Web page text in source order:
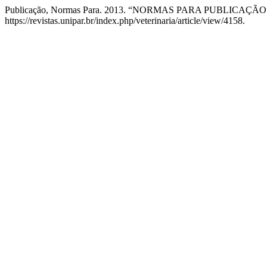
Publicação, Normas Para. 2013. “NORMAS PARA
https://revistas.unipar.br/index.php/veterinaria/article/view/4158.